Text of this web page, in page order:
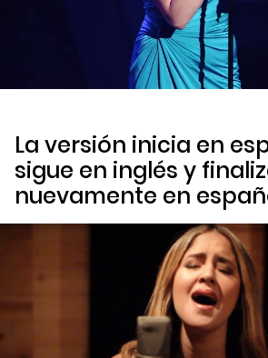
La versión inicia en
sigue en inglés y
nuevamente en